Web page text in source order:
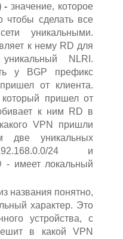
-значение, которое
чтобы сделать все
уникальными.
к нему RD для
NLRI.
у BGP префикс
от клиента.
пришел от
к ним RD в
VPN пришли
две уникальных
24 и
- имеет локальный
названия понятно,
характер. Это
устройства, с
в какой VPN